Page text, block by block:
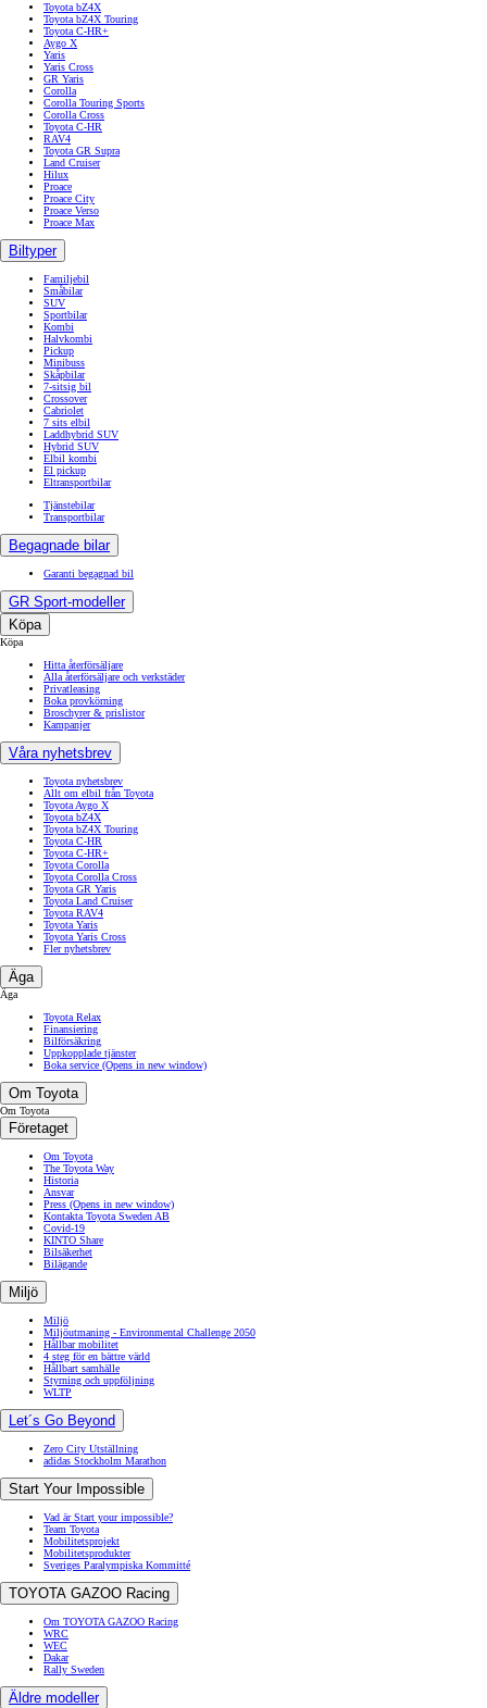
Toyota bZ4X
Toyota bZ4X Touring
Toyota C-HR+
Aygo X
Yaris
Yaris Cross
GR Yaris
Corolla
Corolla Touring Sports
Corolla Cross
Toyota C-HR
RAV4
Toyota GR Supra
Land Cruiser
Hilux
Proace
Proace City
Proace Verso
Proace Max
Biltyper
Familjebil
Småbilar
SUV
Sportbilar
Kombi
Halvkombi
Pickup
Minibuss
Skåpbilar
7-sitsig bil
Crossover
Cabriolet
7 sits elbil
Laddhybrid SUV
Hybrid SUV
Elbil kombi
El pickup
Eltransportbilar
Tjänstebilar
Transportbilar
Begagnade bilar
Garanti begagnad bil
GR Sport-modeller
Köpa
Köpa
Hitta återförsäljare
Alla återförsäljare och verkstäder
Privatleasing
Boka provkörning
Broschyrer & prislistor
Kampanjer
Våra nyhetsbrev
Toyota nyhetsbrev
Allt om elbil från Toyota
Toyota Aygo X
Toyota bZ4X
Toyota bZ4X Touring
Toyota C-HR
Toyota C-HR+
Toyota Corolla
Toyota Corolla Cross
Toyota GR Yaris
Toyota Land Cruiser
Toyota RAV4
Toyota Yaris
Toyota Yaris Cross
Fler nyhetsbrev
Äga
Äga
Toyota Relax
Finansiering
Bilförsäkring
Uppkopplade tjänster
Boka service (Opens in new window)
Om Toyota
Om Toyota
Företaget
Om Toyota
The Toyota Way
Historia
Ansvar
Press (Opens in new window)
Kontakta Toyota Sweden AB
Covid-19
KINTO Share
Bilsäkerhet
Bilägande
Miljö
Miljö
Miljöutmaning - Environmental Challenge 2050
Hållbar mobilitet
4 steg för en bättre värld
Hållbart samhälle
Styrning och uppföljning
WLTP
Let´s Go Beyond
Zero City Utställning
adidas Stockholm Marathon
Start Your Impossible
Vad är Start your impossible?
Team Toyota
Mobilitetsprojekt
Mobilitetsprodukter
Sveriges Paralympiska Kommitté
TOYOTA GAZOO Racing
Om TOYOTA GAZOO Racing
WRC
WEC
Dakar
Rally Sweden
Äldre modeller